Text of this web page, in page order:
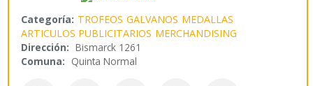
Categoría: TROFEOS GALVANOS MEDALLAS
ARTICULOS PUBLICITARIOS MERCHANDISING
Dirección: Bismarck 1261
Comuna: Quinta Normal